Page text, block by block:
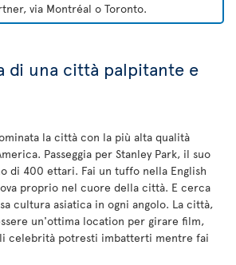
via Montréal o Toronto.
di una città palpitante e
la città con la più alta qualità
Passeggia per Stanley Park, il suo
di 400 ettari. Fai un tuffo nella English
proprio nel cuore della città. E cerca
cultura asiatica in ogni angolo. La città,
un'ottima location per girare film,
celebrità potresti imbatterti mentre fai